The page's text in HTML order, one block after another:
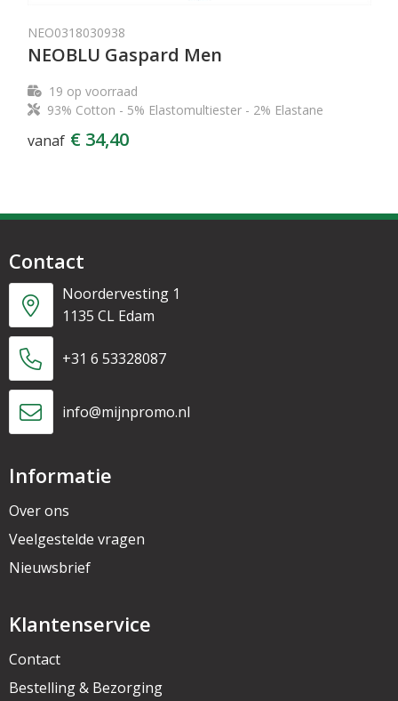
NEO0318030938
NEOBLU Gaspard Men
19 op voorraad
93% Cotton - 5% Elastomultiester - 2% Elastane
vanaf € 34,40
Contact
Noordervesting 1
1135 CL Edam
+31 6 53328087
info@mijnpromo.nl
Informatie
Over ons
Veelgestelde vragen
Nieuwsbrief
Klantenservice
Contact
Bestelling & Bezorging